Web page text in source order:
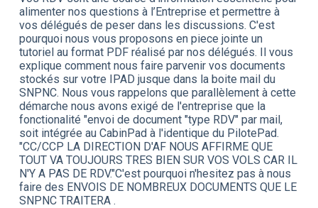
alimenter nos questions à l’Entreprise et permettre à
vos délégués de peser dans les discussions. C'est
pourquoi nous vous proposons en piece jointe un
tutoriel au format PDF réalisé par nos délégués. Il vous
explique comment nous faire parvenir vos documents
stockés sur votre IPAD jusque dans la boite mail du
SNPNC. Nous vous rappelons que parallèlement à cette
démarche nous avons exigé de l'entreprise que la
fonctionalité "envoi de document "type RDV" par mail,
soit intégrée au CabinPad à l'identique du PilotePad.
"CC/CCP LA DIRECTION D'AF NOUS AFFIRME QUE
TOUT VA TOUJOURS TRES BIEN SUR VOS VOLS CAR IL
N'Y A PAS DE RDV."C'est pourquoi n'hesitez pas à nous
faire des ENVOIS DE NOMBREUX DOCUMENTS QUE LE
SNPNC TRAITERA .